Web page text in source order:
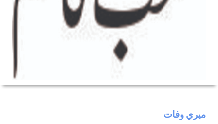
ميري وفات